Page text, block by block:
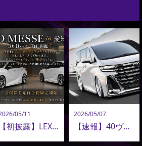
05/11
【初披露】LEXUS RX プロトモデル、オートメッセ in 愛知 2026 にて初アンベール
2026/05/07
【速報】40ヴェルファイア コンプリートオーダー再開！ADMIRATION 40ヴェルファイア 最新カスタム公開！